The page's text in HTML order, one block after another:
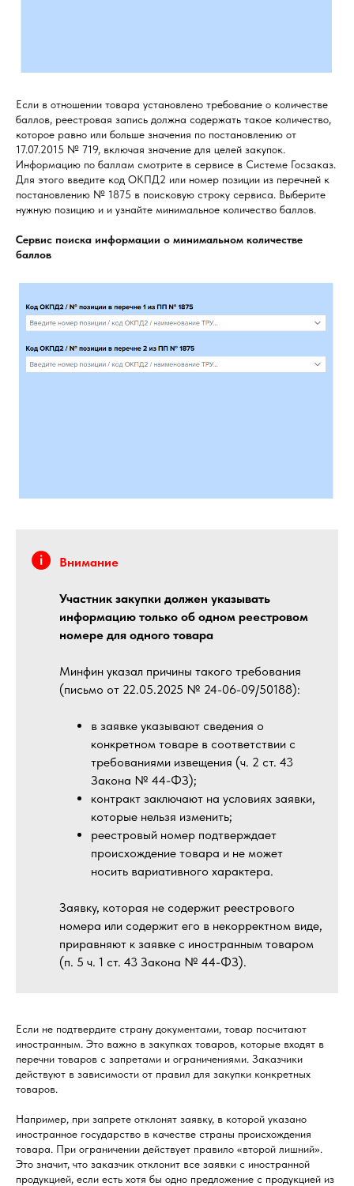
Если в отношении товара установлено требование о количестве
баллов, реестровая запись должна содержать такое количество,
которое равно или больше значения по постановлению от
17.07.2015 № 719, включая значение для целей закупок.
Информацию по баллам смотрите в сервисе в Системе Госзаказ.
Для этого введите код ОКПД2 или номер позиции из перечней к
постановлению № 1875 в поисковую строку сервиса. Выберите
нужную позицию и и узнайте минимальное количество баллов.
Сервис поиска информации о минимальном количестве
баллов
Внимание
Участник закупки должен указывать
информацию только об одном реестровом
номере для одного товара
Минфин указал причины такого требования
(письмо от 22.05.2025 № 24-06-09/50188):
в заявке указывают сведения о
конкретном товаре в соответствии с
требованиями извещения (ч. 2 ст. 43
Закона № 44-ФЗ);
контракт заключают на условиях заявки,
которые нельзя изменить;
реестровый номер подтверждает
происхождение товара и не может
носить вариативного характера.
Заявку, которая не содержит реестрового
номера или содержит его в некорректном виде,
приравняют к заявке с иностранным товаром
(п. 5 ч. 1 ст. 43 Закона № 44-ФЗ).
Если не подтвердите страну документами, товар посчитают
иностранным. Это важно в закупках товаров, которые входят в
перечни товаров с запретами и ограничениями. Заказчики
действуют в зависимости от правил для закупки конкретных
товаров.
Например, при запрете отклонят заявку, в которой указано
иностранное государство в качестве страны происхождения
товара. При ограничении действует правило «второй лишний».
Это значит, что заказчик отклонит все заявки с иностранной
продукцией, если есть хотя бы одно предложение с продукцией из